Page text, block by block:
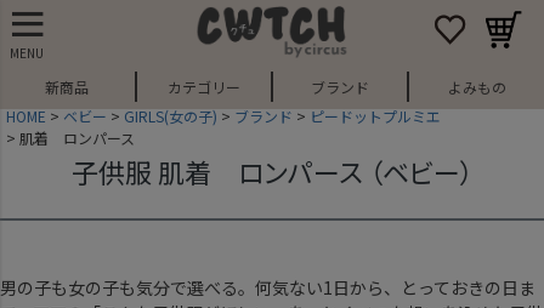
MENU
新商品 カテゴリー ブランド
よみもの
HOME
ベビー GIRLS(女の子) ブランド
ピードットプルミエ
肌着 ロンパース
子供服 肌着 ロンパース （ベビー）
男の子も女の子も気分で選べる。何気ない1日から、とっておきの日ま